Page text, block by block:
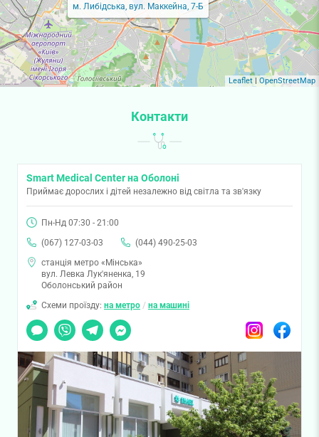
м. Либідська, вул. Маккейна, 7-Б
Leaflet| OpenStreetMap
Контакти
Smart Medical Center на Оболоні
Приймає дорослих і дітей незалежно від світла та зв'язку
Пн-Нд 07:30 - 21:00
(067) 127-03-03
(044) 490-25-03
станція метро «Мінська»
вул. Левка Лук'яненка, 19
Оболонський район
Схеми проїзду: на метро / на машині
Чат
Viber TelegramMessenger InstagramFacebook